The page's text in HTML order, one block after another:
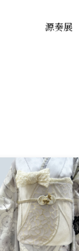
源奏展